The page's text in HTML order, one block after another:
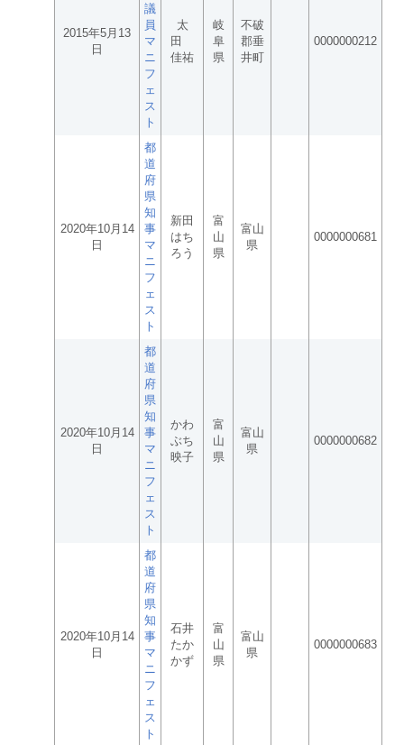
2015年5月13
日
議
員
マ
ニ
フ
ェ
ス
ト
太
田
佳祐
岐
阜
県
不破
郡垂
井町
0000000212
2020年10月14
日
都
道
府
県
知
事
マ
ニ
フ
ェ
ス
ト
新田
はち
ろう
富
山
県
富山
県
0000000681
2020年10月14
日
都
道
府
県
知
事
マ
ニ
フ
ェ
ス
ト
かわ
ぶち
映子
富
山
県
富山
県
0000000682
2020年10月14
日
都
道
府
県
知
事
マ
ニ
フ
ェ
ス
ト
石井
たか
かず
富
山
県
富山
県
0000000683